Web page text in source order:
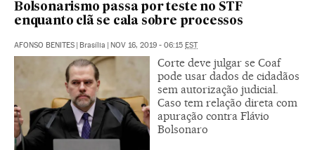
Bolsonarismo passa por teste no STF
enquanto clã se cala sobre processos
AFONSO BENITES | Brasília | NOV 16, 2019 - 06:15 EST
Corte deve julgar se Coaf
pode usar dados de cidadãos
sem autorização judicial.
Caso tem relação direta com
apuração contra Flávio
Bolsonaro